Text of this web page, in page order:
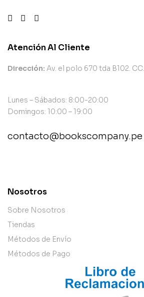
Atención Al Cliente
Dirección: Av. el polo 670 tda B102.
Lunes – Sábados: 8:00-20:00
Domingos: 10:00 – 19:00
contacto@bookscompany.pe
Nosotros
Sobre Nosotros
Tiendas
Métodos de Envío
Métodos de Pago